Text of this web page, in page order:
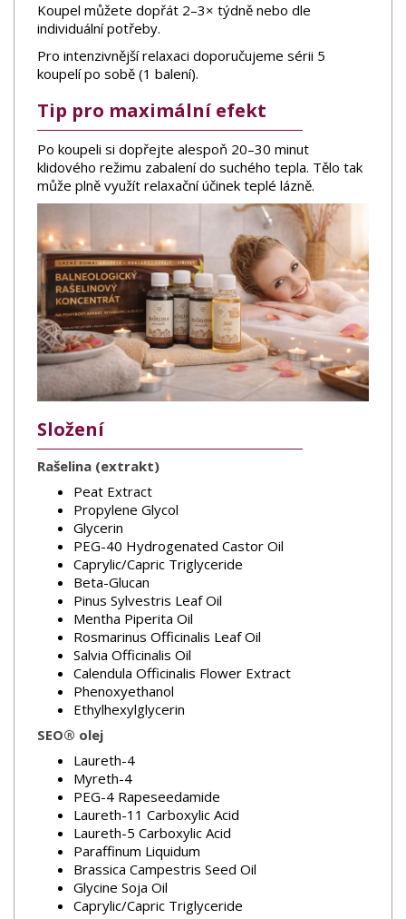
Koupel můžete dopřát 2–3× týdně nebo dle
individuální potřeby.
Pro intenzivnější relaxaci doporučujeme sérii 5
koupelí po sobě (1 balení).
Tip pro maximální efekt
Po koupeli si dopřejte alespoň 20–30 minut
klidového režimu zabalení do suchého tepla. Tělo tak
může plně využít relaxační účinek teplé lázně.
Složení
Rašelina (extrakt)
Peat Extract
Propylene Glycol
Glycerin
PEG-40 Hydrogenated Castor Oil
Caprylic/Capric Triglyceride
Beta-Glucan
Pinus Sylvestris Leaf Oil
Mentha Piperita Oil
Rosmarinus Officinalis Leaf Oil
Salvia Officinalis Oil
Calendula Officinalis Flower Extract
Phenoxyethanol
Ethylhexylglycerin
SEO® olej
Laureth-4
Myreth-4
PEG-4 Rapeseedamide
Laureth-11 Carboxylic Acid
Laureth-5 Carboxylic Acid
Paraffinum Liquidum
Brassica Campestris Seed Oil
Glycine Soja Oil
Caprylic/Capric Triglyceride